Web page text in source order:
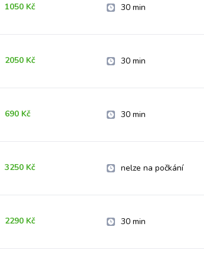
1050 Kč 30 min
2050 Kč 30 min
690 Kč 30 min
3250 Kč nelze na počkání
2290 Kč 30 min